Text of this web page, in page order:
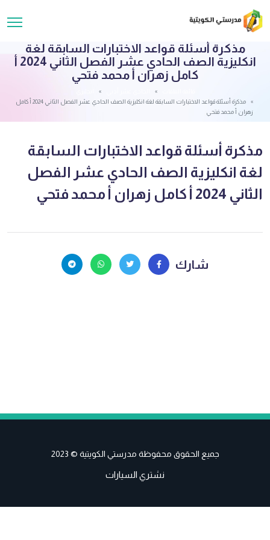
مذكرة أسئلة قواعد الاختبارات السابقة لغة
انكليزية الصف الحادي عشر الفصل الثاني 2024 أ
كامل زهران أ محمد فتحي
مذكرة أسئلة قواعد الاختبارات السابقة لغة انكليزية الصف الحادي عشر الفصل الثاني 2024 أ كامل
زهران أ محمد فتحي
مذكرة أسئلة قواعد الاختبارات السابقة
لغة انكليزية الصف الحادي عشر الفصل
الثاني 2024 أ كامل زهران أ محمد فتحي
شارك
جميع الحقوق محفوظة مدرستي الكويتية © 2023
نشتري السيارات